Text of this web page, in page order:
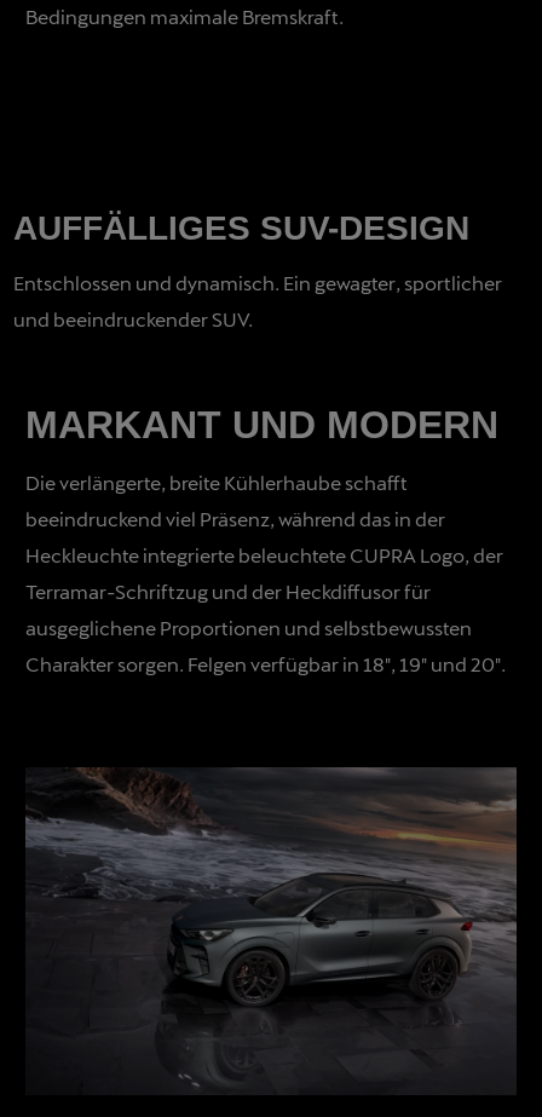
Bedingungen maximale Bremskraft.
AUFFÄLLIGES SUV-DESIGN
Entschlossen und dynamisch. Ein gewagter, sportlicher
und beeindruckender SUV.
MARKANT UND MODERN
Die verlängerte, breite Kühlerhaube schafft
beeindruckend viel Präsenz, während das in der
Heckleuchte integrierte beleuchtete CUPRA Logo, der
Terramar-Schriftzug und der Heckdiffusor für
ausgeglichene Proportionen und selbstbewussten
Charakter sorgen. Felgen verfügbar in 18", 19" und 20".